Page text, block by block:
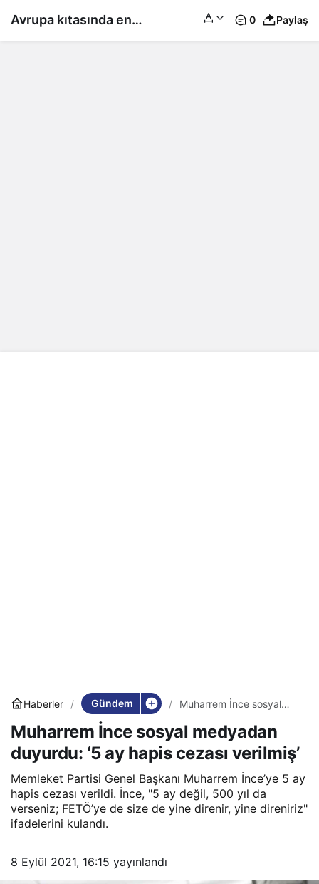
Haberler Gündem
Muharrem İnce sosyal
hapis cezası verilmiş’
Muharrem İnce sosyal medyadan
duyurdu: ‘5 ay hapis cezası verilmiş’
Memleket Partisi Genel Başkanı Muharrem İnce’ye 5 ay
hapis cezası verildi. İnce, "5 ay değil, 500 yıl da
verseniz; FETÖ’ye de size de yine direnir, yine direniriz"
ifadelerini kulandı.
8 Eylül 2021, 16:15 yayınlandı
Avrupa kıtasında en 0 Paylaş